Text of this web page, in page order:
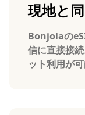
現地と
Bonjolaの
信に直接接
ット利用が